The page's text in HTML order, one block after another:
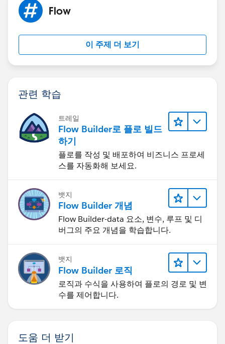
Flow
이 주제 더 보기
관련 학습
트레일
Flow Builder로 플로 빌드
하기
플로를 작성 및 배포하여 비즈니스 프로세
스를 자동화해 보세요.
뱃지
Flow Builder 개념
Flow Builder-data 요소, 변수, 루프 및 디
버그의 주요 개념을 학습합니다.
뱃지
Flow Builder 로직
로직과 수식을 사용하여 플로의 경로 및 변
수를 제어합니다.
도움 더 받기